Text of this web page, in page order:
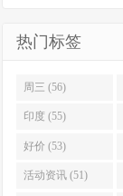
热门标签
周三 (56)
印度 (55)
好价 (53)
活动资讯 (51)